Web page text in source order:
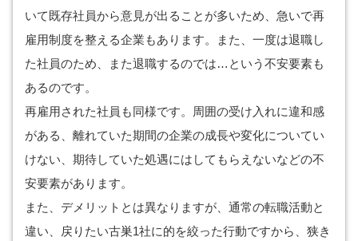
いて既存社員から意見が出ることが多いため、急いで再
雇用制度を整える企業もあります。また、一度は退職し
た社員のため、また退職するのでは…という不安要素も
あるのです。
再雇用された社員も同様です。周囲の受け入れに違和感
がある、離れていた期間の企業の成長や変化についてい
けない、期待していた処遇にはしてもらえないなどの不
安要素があります。
また、デメリットとは異なりますが、通常の転職活動と
違い、戻りたい古巣1社に的を絞った行動ですから、狭き